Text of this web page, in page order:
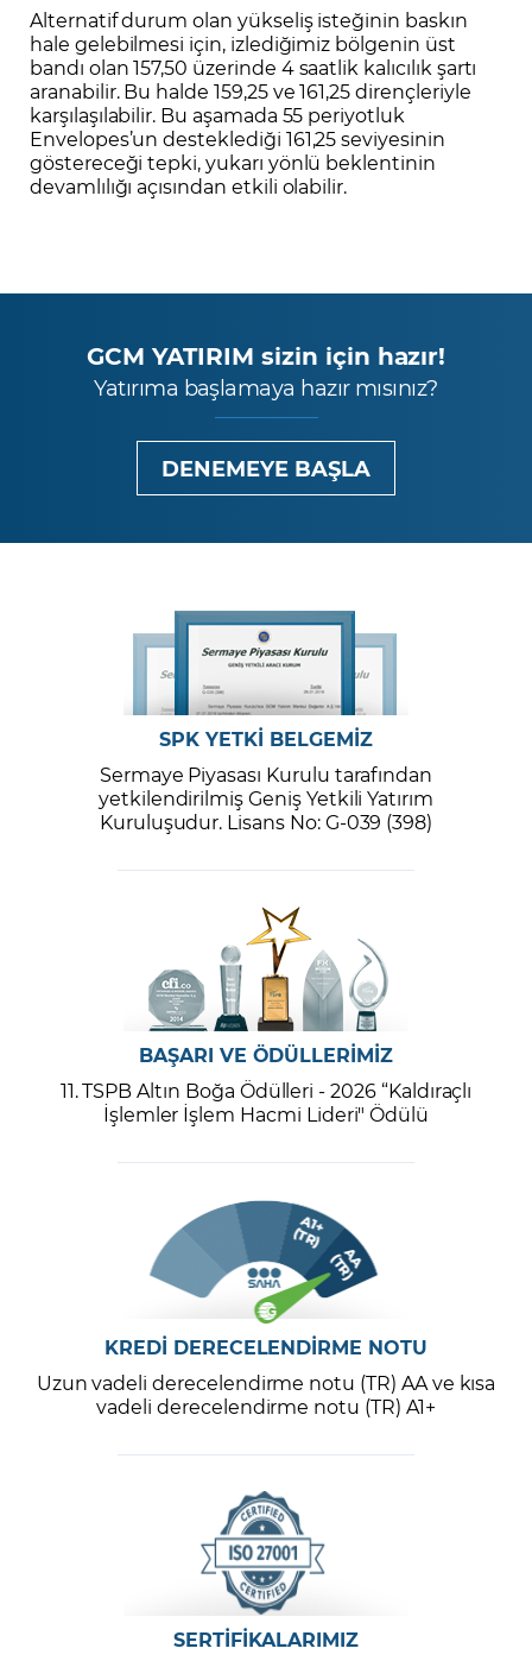
Alternatif durum olan yükseliş isteğinin baskın
hale gelebilmesi için, izlediğimiz bölgenin üst
bandı olan 157,50 üzerinde 4 saatlik kalıcılık şartı
aranabilir. Bu halde 159,25 ve 161,25 dirençleriyle
karşılaşılabilir. Bu aşamada 55 periyotluk
Envelopes’un desteklediği 161,25 seviyesinin
göstereceği tepki, yukarı yönlü beklentinin
devamlılığı açısından etkili olabilir.
GCM YATIRIM sizin için hazır!
Yatırıma başlamaya hazır mısınız?
DENEMEYE BAŞLA
SPK YETKİ BELGEMİZ
Sermaye Piyasası Kurulu tarafından
yetkilendirilmiş Geniş Yetkili Yatırım
Kuruluşudur. Lisans No: G-039 (398)
BAŞARI VE ÖDÜLLERİMİZ
11. TSPB Altın Boğa Ödülleri - 2026 “Kaldıraçlı
İşlemler İşlem Hacmi Lideri" Ödülü
KREDİ DERECELENDİRME NOTU
Uzun vadeli derecelendirme notu (TR) AA ve kısa
vadeli derecelendirme notu (TR) A1+
SERTİFİKALARIMIZ